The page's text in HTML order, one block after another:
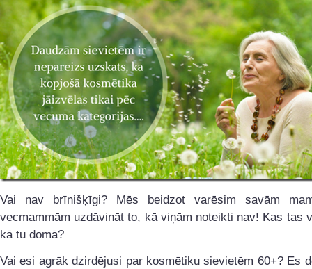
Vai nav brīnišķīgi? Mēs beidzot varēsim savām
vecmammām uzdāvināt to, kā viņām noteikti nav! Kas tas
kā tu domā?
Vai esi agrāk dzirdējusi par kosmētiku sievietēm 60+? Es